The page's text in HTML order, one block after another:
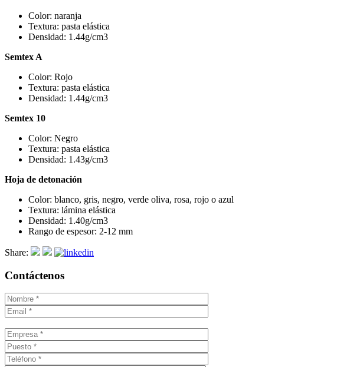
Color: naranja
Textura: pasta elástica
Densidad: 1.44g/cm3
Semtex A
Color: Rojo
Textura: pasta elástica
Densidad: 1.44g/cm3
Semtex 10
Color: Negro
Textura: pasta elástica
Densidad: 1.43g/cm3
Hoja de detonación
Color: blanco, gris, negro, verde oliva, rosa, rojo o azul
Textura: lámina elástica
Densidad: 1.40g/cm3
Rango de espesor: 2-12 mm
Share:
Contáctenos